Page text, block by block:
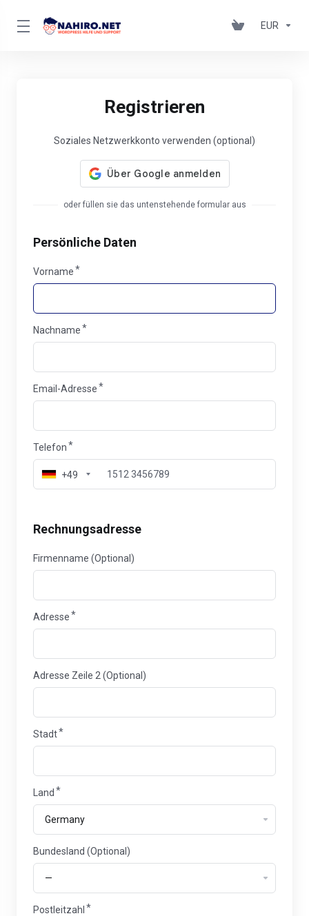
EUR
Registrieren
Soziales Netzwerkkonto verwenden (optional)
oder füllen sie das untenstehende formular aus
Persönliche Daten
Vorname
Nachname
Email-Adresse
Telefon
+49
Rechnungsadresse
Firmenname (Optional)
Adresse
Adresse Zeile 2 (Optional)
Stadt
Land
Bundesland
Bundesland (Optional)
Postleitzahl